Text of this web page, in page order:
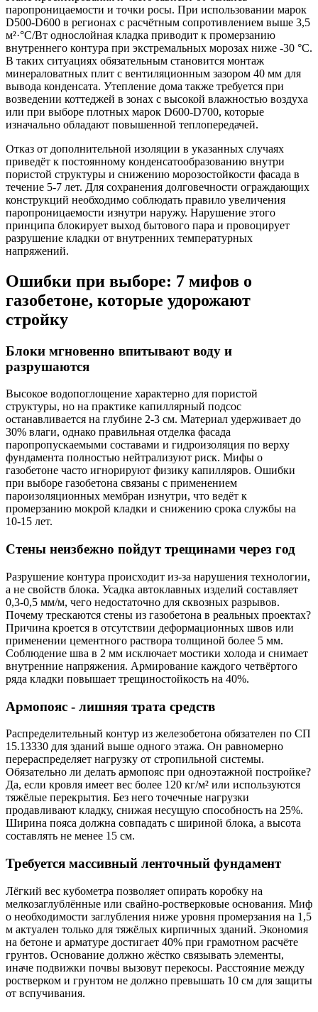
паропроницаемости и точки росы. При использовании марок
D500-D600 в регионах с расчётным сопротивлением выше 3,5
м²·°C/Вт однослойная кладка приводит к промерзанию
внутреннего контура при экстремальных морозах ниже -30 °C.
В таких ситуациях обязательным становится монтаж
минераловатных плит с вентиляционным зазором 40 мм для
вывода конденсата. Утепление дома также требуется при
возведении коттеджей в зонах с высокой влажностью воздуха
или при выборе плотных марок D600-D700, которые
изначально обладают повышенной теплопередачей.
Отказ от дополнительной изоляции в указанных случаях
приведёт к постоянному конденсатообразованию внутри
пористой структуры и снижению морозостойкости фасада в
течение 5-7 лет. Для сохранения долговечности ограждающих
конструкций необходимо соблюдать правило увеличения
паропроницаемости изнутри наружу. Нарушение этого
принципа блокирует выход бытового пара и провоцирует
разрушение кладки от внутренних температурных
напряжений.
Ошибки при выборе: 7 мифов о
газобетоне, которые удорожают
стройку
Блоки мгновенно впитывают воду и
разрушаются
Высокое водопоглощение характерно для пористой
структуры, но на практике капиллярный подсос
останавливается на глубине 2-3 см. Материал удерживает до
30% влаги, однако правильная отделка фасада
паропропускаемыми составами и гидроизоляция по верху
фундамента полностью нейтрализуют риск. Мифы о
газобетоне часто игнорируют физику капилляров. Ошибки
при выборе газобетона связаны с применением
пароизоляционных мембран изнутри, что ведёт к
промерзанию мокрой кладки и снижению срока службы на
10-15 лет.
Стены неизбежно пойдут трещинами через год
Разрушение контура происходит из-за нарушения технологии,
а не свойств блока. Усадка автоклавных изделий составляет
0,3-0,5 мм/м, чего недостаточно для сквозных разрывов.
Почему трескаются стены из газобетона в реальных проектах?
Причина кроется в отсутствии деформационных швов или
применении цементного раствора толщиной более 5 мм.
Соблюдение шва в 2 мм исключает мостики холода и снимает
внутренние напряжения. Армирование каждого четвёртого
ряда кладки повышает трещиностойкость на 40%.
Армопояс - лишняя трата средств
Распределительный контур из железобетона обязателен по СП
15.13330 для зданий выше одного этажа. Он равномерно
перераспределяет нагрузку от стропильной системы.
Обязательно ли делать армопояс при одноэтажной постройке?
Да, если кровля имеет вес более 120 кг/м² или используются
тяжёлые перекрытия. Без него точечные нагрузки
продавливают кладку, снижая несущую способность на 25%.
Ширина пояса должна совпадать с шириной блока, а высота
составлять не менее 15 см.
Требуется массивный ленточный фундамент
Лёгкий вес кубометра позволяет опирать коробку на
мелкозаглублённые или свайно-ростверковые основания. Миф
о необходимости заглубления ниже уровня промерзания на 1,5
м актуален только для тяжёлых кирпичных зданий. Экономия
на бетоне и арматуре достигает 40% при грамотном расчёте
грунтов. Основание должно жёстко связывать элементы,
иначе подвижки почвы вызовут перекосы. Расстояние между
ростверком и грунтом не должно превышать 10 см для защиты
от вспучивания.